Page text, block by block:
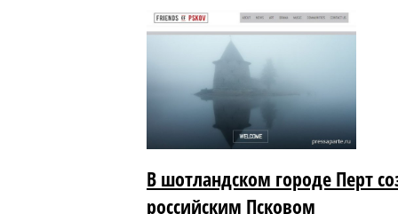
В шотландском городе Перт
российским Псковом